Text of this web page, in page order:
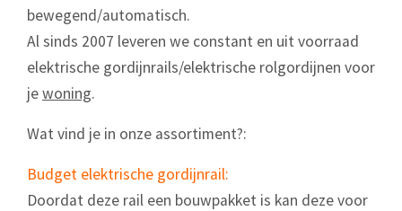
bewegend/automatisch.
Al sinds 2007 leveren we constant en uit voorraad
elektrische gordijnrails/elektrische rolgordijnen voor
jewoning.
Wat vind je in onze assortiment?:
Budget elektrische gordijnrail:
Doordat deze rail een bouwpakket is kan deze voor